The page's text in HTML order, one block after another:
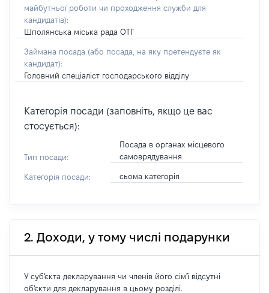
майбутньої роботи чи проходження служби для
кандидатів):
Шполянська міська рада ОТГ
Займана посада (або посада, на яку претендуєте як
кандидат):
Головний спеціаліст господарського відділу
Категорія посади (заповніть, якщо це вас
стосується):
Тип посади:
Посада в органах місцевого
самоврядування
Категорія посади: сьома категорія
2. Доходи, у тому числі подарунки
У суб'єкта декларування чи членів його сім'ї відсутні
об'єкти для декларування в цьому розділі.